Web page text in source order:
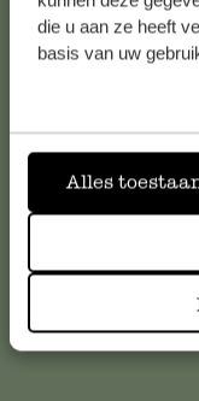
die u aan ze heeft
basis van uw
Alles
meestgestelde vragen.
Online